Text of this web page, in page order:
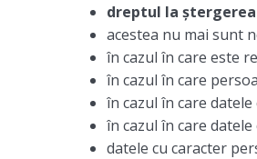
dreptul la
acestea nu mai sunt
în cazul în care este
în cazul în care
în cazul în care
în cazul în care
datele cu caracter